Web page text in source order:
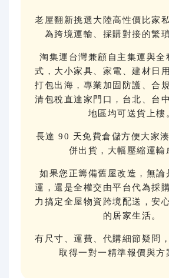
老屋翻新挑選大陸高性價比家
為跨境運輸、採購對接的繁
淘集運台灣兼顧自主集運與全
式，大小家具、家電、建材日
打包出海，專業加固防護、合
清包稅直達家門口，台北、台
地區均可送貨上樓
長達 90 天免費倉儲方便大家
併出貨，大幅壓縮運輸
如果您正籌備舊屋改造，無論
運，還是全權交由平台代為採
力搞定全屋物資跨境配送，安
的居家生活。
有尺寸、運費、代購細節疑問
取得一對一精準報價與方